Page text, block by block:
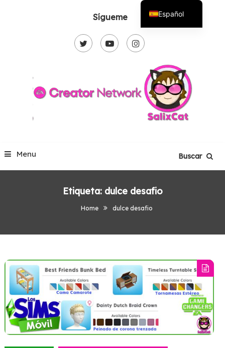
Sígueme
Menu Buscar
Etiqueta: dulce desafio
Home dulce desafio
Español
English